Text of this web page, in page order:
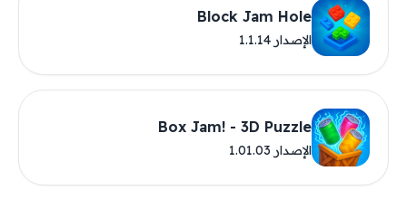
Block Jam Hole
الإصدار 1.1.14
Box Jam! - 3D Puzzle
الإصدار 1.01.03